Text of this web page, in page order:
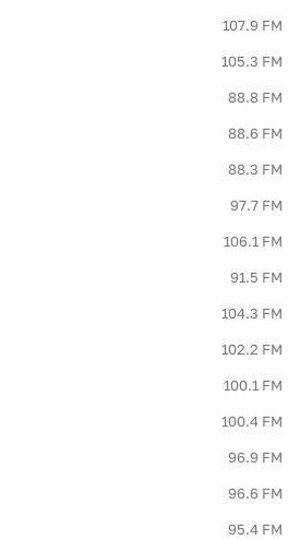
107.9 FM
105.3 FM
88.8 FM
88.6 FM
88.3 FM
97.7 FM
106.1 FM
91.5 FM
104.3 FM
102.2 FM
100.1 FM
100.4 FM
96.9 FM
96.6 FM
95.4 FM